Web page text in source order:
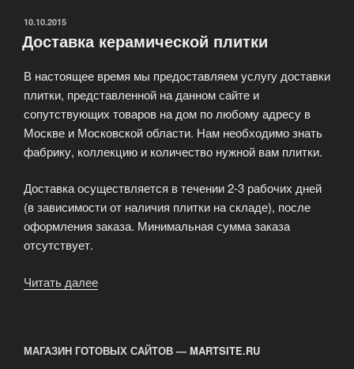
ОПУБЛИКОВАНО
10.10.2015
Доставка керамической плитки
В настоящее время мы предоставляем услугу доставки
плитки, представленной на данном сайте и
сопутствующих товаров на дом по любому адресу в
Москве и Московской области. Нам необходимо знать
фабрику, коллекцию и количество нужной вам плитки.
Доставка осуществляется в течении 2-3 рабочих дней
(в зависимости от наличия плитки на складе), после
оформления заказа. Минимальная сумма заказа
отсутствует.
Читать далее
МАГАЗИН ГОТОВЫХ САЙТОВ — MARTSITE.RU